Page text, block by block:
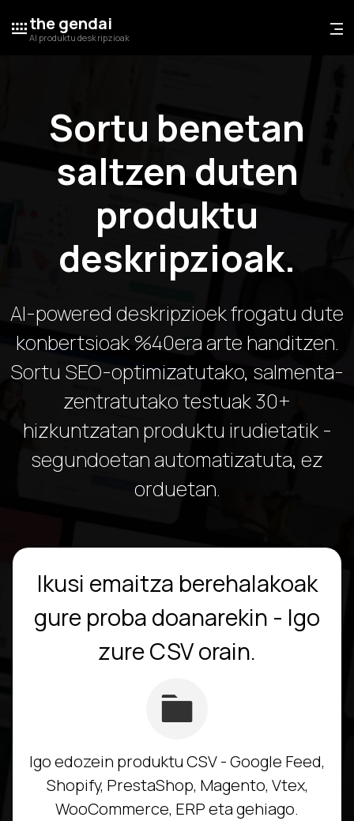
the gendai
AI produktu deskripzioak
Sortu benetan
saltzen duten
produktu
deskripzioak.
AI-powered deskripzioek frogatu dute
konbertsioak %40era arte handitzen.
Sortu SEO-optimizatutako, salmenta-
zentratutako testuak 30+
hizkuntzatan produktu irudietatik -
segundoetan automatizatuta, ez
orduetan.
Ikusi emaitza berehalakoak
gure proba doanarekin - Igo
zure CSV orain.
Igo edozein produktu CSV - Google Feed,
Shopify, PrestaShop, Magento, Vtex,
WooCommerce, ERP eta gehiago.